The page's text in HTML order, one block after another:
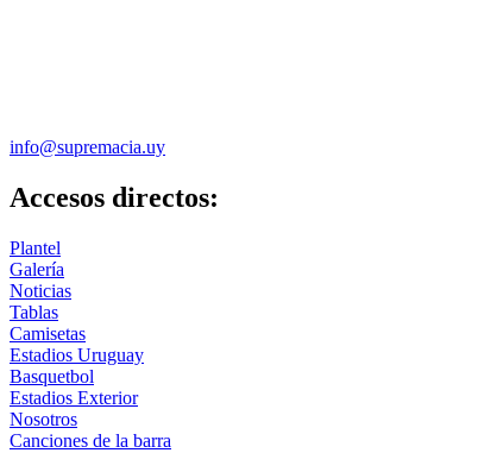
info@supremacia.uy
Accesos directos:
Plantel
Galería
Noticias
Tablas
Camisetas
Estadios Uruguay
Basquetbol
Estadios Exterior
Nosotros
Canciones de la barra